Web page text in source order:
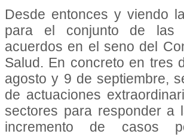
Desde entonces y viendo
para el conjunto de las
acuerdos en el seno del
Salud. En concreto en tres
agosto y 9 de septiembre,
de actuaciones
sectores para responder a
incremento de casos